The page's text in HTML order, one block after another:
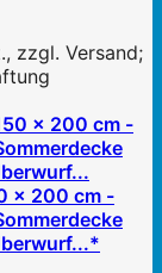
zzgl. Versand;
x 200 cm -